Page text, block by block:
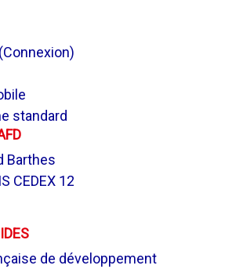
Connexion)
standard
Barthes
CEDEX 12
de développement